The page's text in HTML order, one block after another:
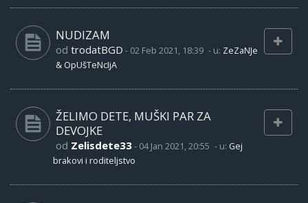
NUDIZAM
od trodatBGD - 02 Feb 2021, 18:39 - u: ZeZaNJe
& OpUšTeNcIjA
ŽELIMO DETE, MUŠKI PAR ZA
DEVOJKE
od Zelisdete33- 04 Jan 2021, 20:55 - u: Gej
brakovi i roditeljstvo